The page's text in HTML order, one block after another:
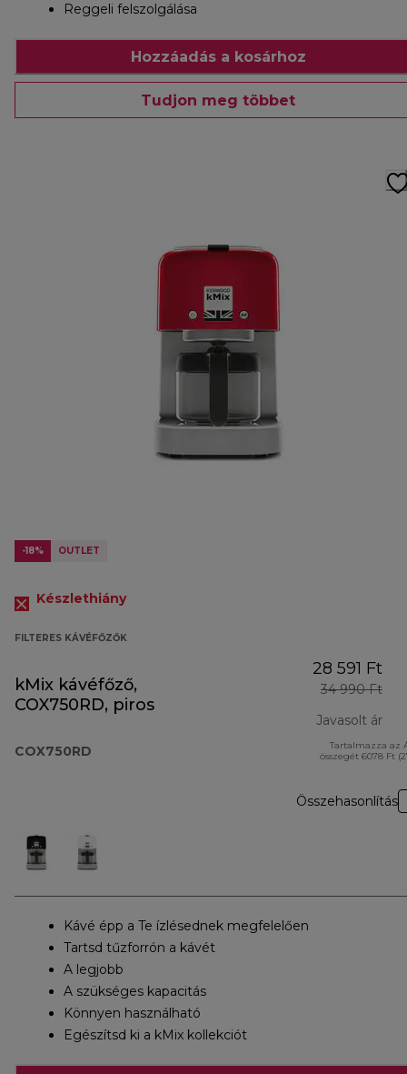
Reggeli felszolgálása
Hozzáadás a kosárhoz
Tudjon meg többet
-18% OUTLET
Készlethiány
FILTERES KÁVÉFŐZŐK
kMix kávéfőző,
COX750RD, piros
COX750RD
28 591 Ft
34 990 Ft
Javasolt ár
Tartalmazza az
összegét 6078 Ft
Összehasonlítás
Kávé épp a Te ízlésednek megfelelően
Tartsd tűzforrón a kávét
A legjobb
A szükséges kapacitás
Könnyen használható
Egészítsd ki a kMix kollekciót